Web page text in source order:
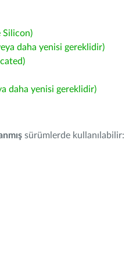
Silicon)
daha yenisi gereklidir)
daha yenisi gereklidir)
sürümlerde kullanılabilir: